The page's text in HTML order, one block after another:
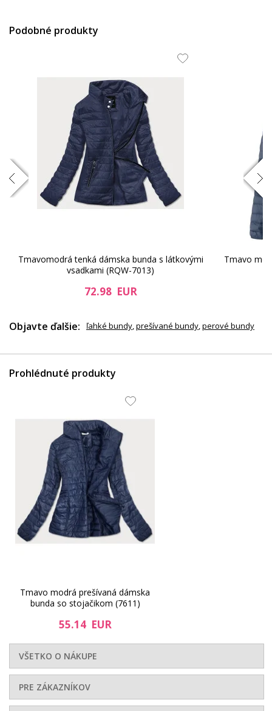
Podobné produkty
Tmavomodrá tenká dámska bunda s látkovými
vsadkami (RQW-7013)
72.98 EUR
Tmavo
Objavte ďalšie: ľahké bundy,prešívané bundy,perové bundy
Prohlédnuté produkty
Tmavo modrá prešívaná dámska
bunda so stojačikom (7611)
55.14 EUR
VŠETKO O NÁKUPE
PRE ZÁKAZNÍKOV